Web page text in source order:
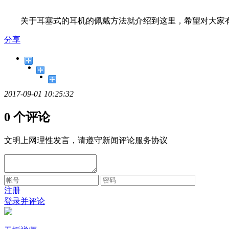
关于耳塞式的耳机的佩戴方法就介绍到这里，希望对大家
分享
2017-09-01 10:25:32
0 个评论
文明上网理性发言，请遵守新闻评论服务协议
注册
登录并评论